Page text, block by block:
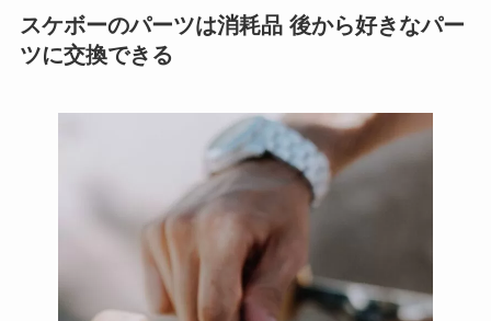
スケボーのパーツは消耗品 後から好きなパー
ツに交換できる